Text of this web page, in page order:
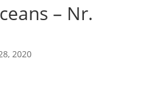
– Nr.
2020